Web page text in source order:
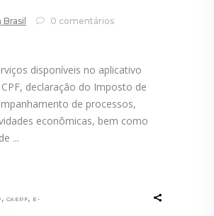
0 comentários
disponíveis no aplicativo
declaração do Imposto de
de processos,
econômicas, bem como
, CAEPF, E-